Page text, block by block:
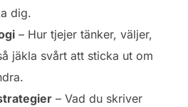
dig.
– Hur tjejer tänker, väljer,
jäkla svårt att sticka ut om
– Vad du skriver